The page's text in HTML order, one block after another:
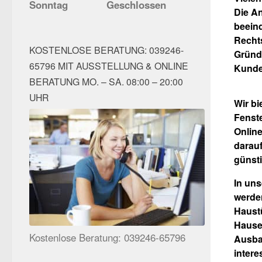
Die
Wir
In
Sonntag Geschlossen
KOSTENLOSE BERATUNG: 039246-
65796 MIT AUSSTELLUNG & ONLINE
BERATUNG MO. – SA. 08:00 – 20:00
UHR
Kostenlose Beratung: 039246-65796